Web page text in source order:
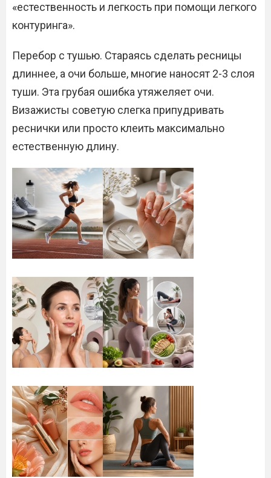
«естественность и легкость при помощи легкого
контуринга».
Перебор с тушью. Стараясь сделать ресницы
длиннее, а очи больше, многие наносят 2-3 слоя
туши. Эта грубая ошибка утяжеляет очи.
Визажисты советую слегка припудривать
реснички или просто клеить максимально
естественную длину.